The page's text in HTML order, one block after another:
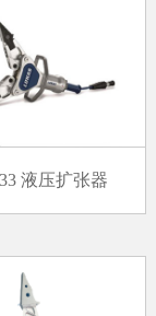
液压扩张器